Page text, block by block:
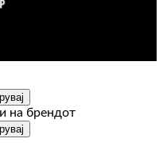
на брендот